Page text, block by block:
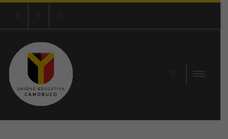
InstagramFacebook